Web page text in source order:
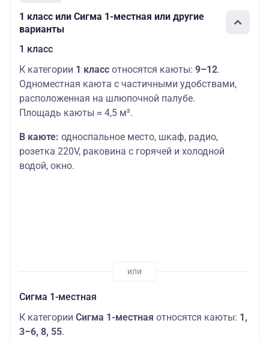
1 класс или Сигма 1-местная или другие
варианты
1 класс
К категории 1 класс относятся каюты: 9–12.
Одноместная каюта с частичными удобствами,
расположенная на шлюпочной палубе.
Площадь каюты ≈ 4,5 м².
В каюте: односпальное место, шкаф, радио,
розетка 220V, раковина с горячей и холодной
водой, окно.
Сигма 1-местная
К категории Сигма 1-местная относятся каюты: 1,
3–6, 8, 55.